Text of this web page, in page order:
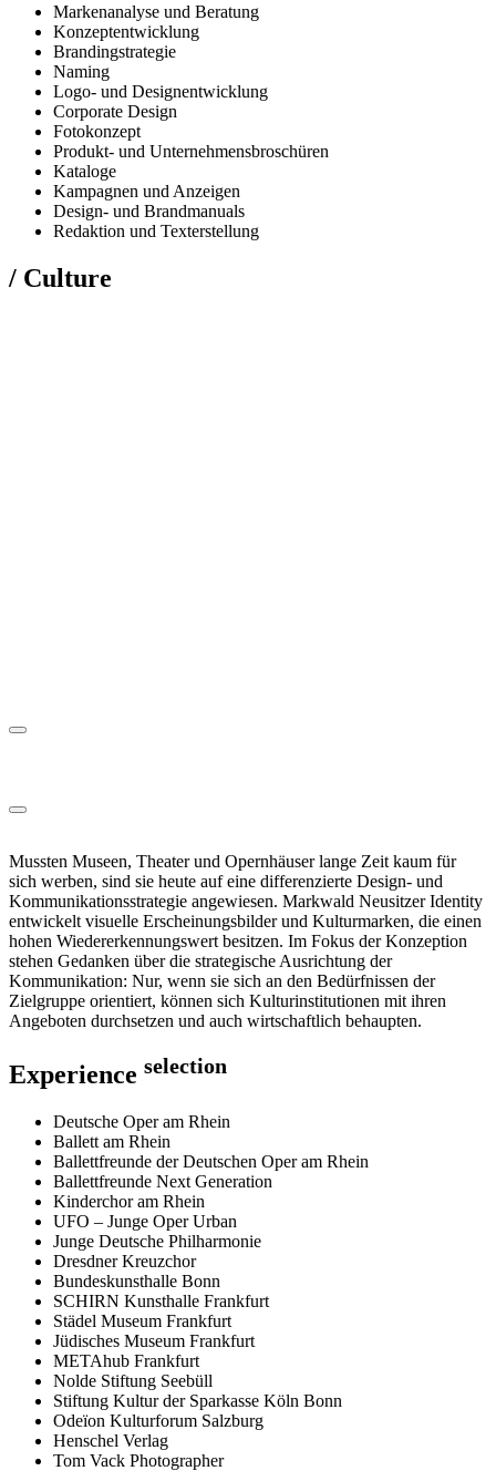
Markenanalyse und Beratung
Konzeptentwicklung
Brandingstrategie
Naming
Logo- und Designentwicklung
Corporate Design
Fotokonzept
Produkt- und Unternehmensbroschüren
Kataloge
Kampagnen und Anzeigen
Design- und Brandmanuals
Redaktion und Texterstellung
/ Culture
Mussten Museen, Theater und Opernhäuser lange Zeit kaum für
sich werben, sind sie heute auf eine differenzierte Design- und
Kommunikationsstrategie angewiesen. Markwald Neusitzer Identity
entwickelt visuelle Erscheinungsbilder und Kulturmarken, die einen
hohen Wiedererkennungswert besitzen. Im Fokus der Konzeption
stehen Gedanken über die strategische Ausrichtung der
Kommunikation: Nur, wenn sie sich an den Bedürfnissen der
Zielgruppe orientiert, können sich Kulturinstitutionen mit ihren
Angeboten durchsetzen und auch wirtschaftlich behaupten.
Experience selection
Deutsche Oper am Rhein
Ballett am Rhein
Ballettfreunde der Deutschen Oper am Rhein
Ballettfreunde Next Generation
Kinderchor am Rhein
UFO – Junge Oper Urban
Junge Deutsche Philharmonie
Dresdner Kreuzchor
Bundeskunsthalle Bonn
SCHIRN Kunsthalle Frankfurt
Städel Museum Frankfurt
Jüdisches Museum Frankfurt
METAhub Frankfurt
Nolde Stiftung Seebüll
Stiftung Kultur der Sparkasse Köln Bonn
Odeïon Kulturforum Salzburg
Henschel Verlag
Tom Vack Photographer